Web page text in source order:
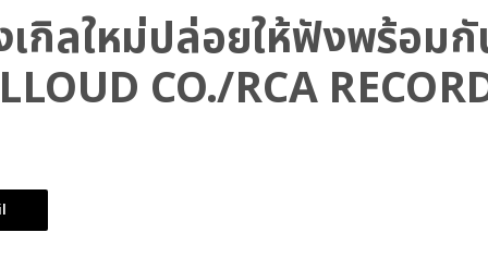
งเกิลใหม่ปล่อยให้ฟังพร้อม
CO./RCA